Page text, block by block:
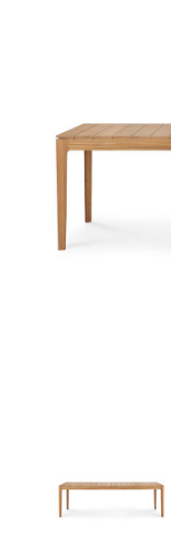
Collection
Gus*
Tapis
Vente
SOUHAITS